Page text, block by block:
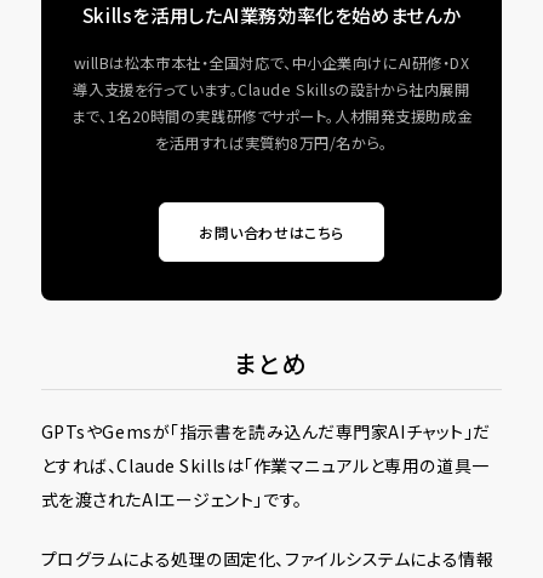
Skillsを活用したAI業務効率化を始めませんか
willBは松本市本社・全国対応で、中小企業向けにAI研修・DX
導入支援を行っています。Claude Skillsの設計から社内展開
まで、1名20時間の実践研修でサポート。人材開発支援助成金
を活用すれば実質約8万円/名から。
お問い合わせはこちら
まとめ
GPTsやGemsが「指示書を読み込んだ専門家AIチャット」だ
とすれば、Claude Skillsは「作業マニュアルと専用の道具一
式を渡されたAIエージェント」です。
プログラムによる処理の固定化、ファイルシステムによる情報